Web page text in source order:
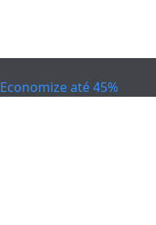
Economize até 45%